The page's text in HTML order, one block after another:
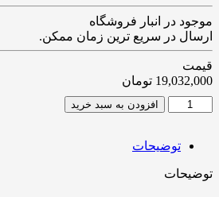
موجود در انبار فروشگاه
ارسال در سریع ترین زمان ممکن.
قیمت
19,032,000 تومان
افزودن به سبد خرید
توضیحات
توضیحات